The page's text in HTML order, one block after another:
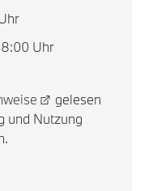
Uhr
gelesen
und Nutzung